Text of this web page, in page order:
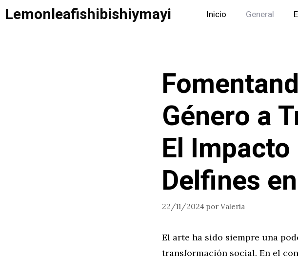
Saltar
alLemonleafishibishiymayi Inicio General
Género a
El
Delfines
22/11/2024 por Valeria
El arte ha sido siempre una
transformación social. En el